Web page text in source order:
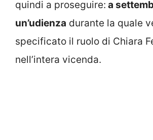
quindi a proseguire: a
un’udienza durante la quale
specificato il ruolo di Chiara
nell’intera vicenda.